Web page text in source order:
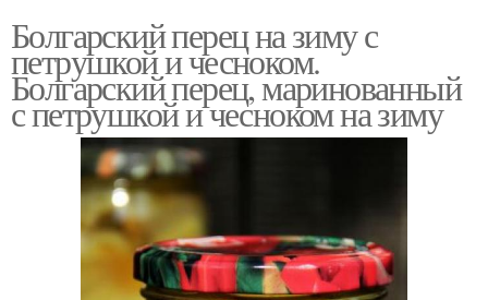
Болгарский перец на зиму с
петрушкой и чесноком.
Болгарский перец, маринованный
с петрушкой и чесноком на зиму